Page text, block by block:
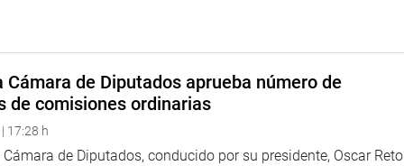
Cámara de Diputados aprueba número de
de comisiones ordinarias
17:28 h
Cámara de Diputados, conducido por su presidente, Oscar Reto